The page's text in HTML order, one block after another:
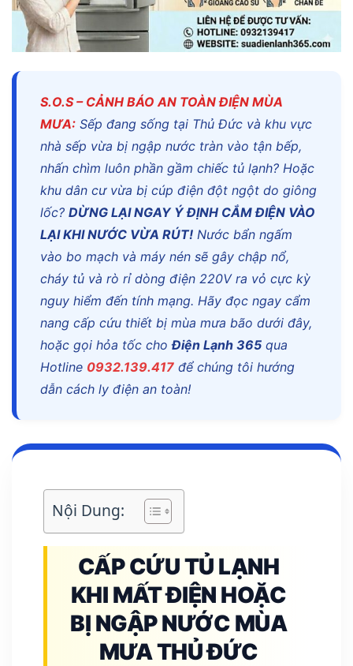
S.O.S – CẢNH BÁO AN TOÀN ĐIỆN MÙA
MƯA: Sếp đang sống tại Thủ Đức và khu vực
nhà sếp vừa bị ngập nước tràn vào tận bếp,
nhấn chìm luôn phần gầm chiếc tủ lạnh? Hoặc
khu dân cư vừa bị cúp điện đột ngột do giông
lốc? DỪNG LẠI NGAY Ý ĐỊNH CẮM ĐIỆN VÀO
LẠI KHI NƯỚC VỪA RÚT! Nước bẩn ngấm
vào bo mạch và máy nén sẽ gây chập nổ,
cháy tủ và rò rỉ dòng điện 220V ra vỏ cực kỳ
nguy hiểm đến tính mạng. Hãy đọc ngay cẩm
nang cấp cứu thiết bị mùa mưa bão dưới đây,
hoặc gọi hỏa tốc choĐiện Lạnh 365 qua
Hotline 0932.139.417 để chúng tôi hướng
dẫn cách ly điện an toàn!
Nội Dung:
CẤP CỨU TỦ LẠNH
KHI MẤT ĐIỆN HOẶC
BỊ NGẬP NƯỚC MÙA
MƯA THỦ ĐỨC